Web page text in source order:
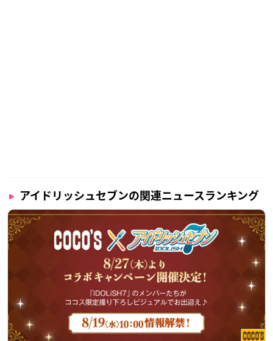
アイドリッシュセブンの関連ニュースランキング